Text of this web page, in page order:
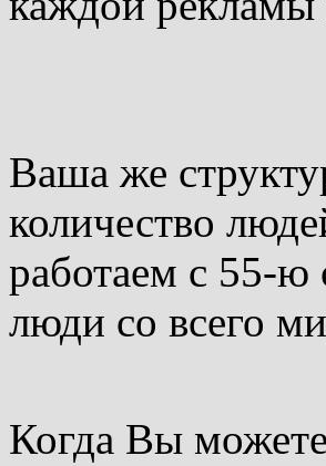
Ваша же
количество
работаем с 55-ю
люди со всего
Когда Вы